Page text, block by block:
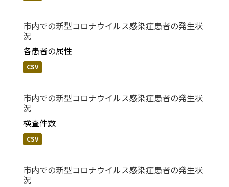
市内での新型コロナウイルス感染症患者の発生状
況
各患者の属性
CSV
市内での新型コロナウイルス感染症患者の発生状
況
検査件数
CSV
市内での新型コロナウイルス感染症患者の発生状
況